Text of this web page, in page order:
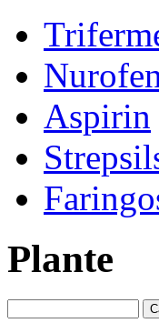
Aspirin
Plante